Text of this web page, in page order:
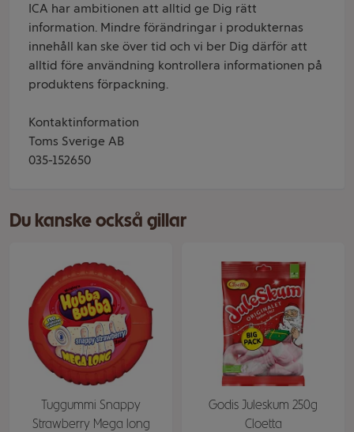
ICA har ambitionen att alltid ge Dig rätt
information. Mindre förändringar i produkternas
innehåll kan ske över tid och vi ber Dig därför att
alltid före användning kontrollera informationen på
produktens förpackning.
Kontaktinformation
Toms Sverige AB
035-152650
Du kanske också gillar
Tuggummi Snappy
Strawberry Mega long
Godis Juleskum 250g
Cloetta